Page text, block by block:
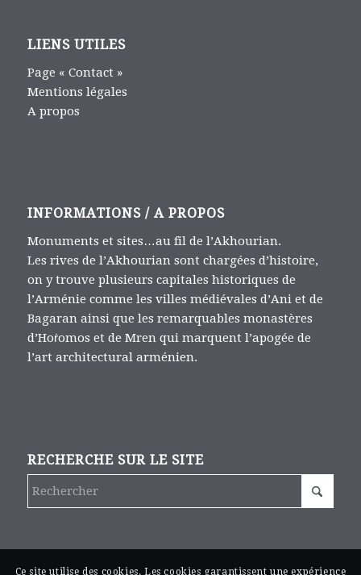
LIENS UTILES
Page « Contact »
Mentions légales
A propos
INFORMATIONS / A PROPOS
Monuments et sites…au fil de l’Akhourian.
Les rives de l’Akhourian sont chargées d’histoire,
on y trouve plusieurs capitales historiques de
l’Arménie comme les villes médiévales d’Ani et de
Bagaran ainsi que les remarquables monastères
d’Hoṙomos et de Mren qui marquent l’apogée de
l’art architectural arménien.
RECHERCHE SUR LE SITE
Ce site utilise des cookies. Les cookies garantissent une expérience